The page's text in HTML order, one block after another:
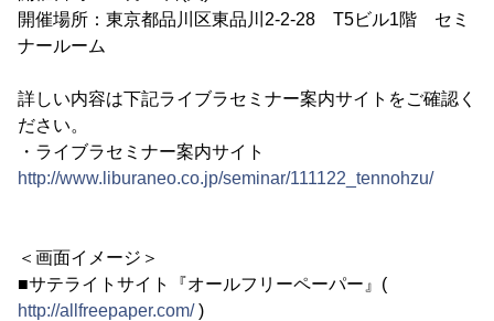
開催場所：東京都品川区東品川2-2-28 T5ビル1階 セミ
ナールーム
詳しい内容は下記ライブラセミナー案内サイトをご確認く
ださい。
・ライブラセミナー案内サイト
http://www.liburaneo.co.jp/seminar/111122_tennohzu/
＜画面イメージ＞
■サテライトサイト『オールフリーペーパー』(
http://allfreepaper.com/)